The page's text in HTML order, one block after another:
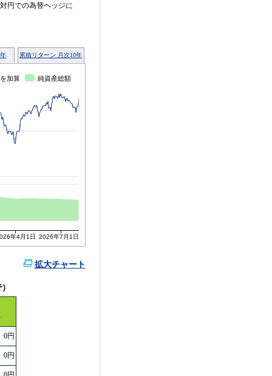
円での為替ヘッジに
累積リターン 月次10年
加算 純資産総額
2026年7月1日
年4月1日
拡大チャート
0円
0円